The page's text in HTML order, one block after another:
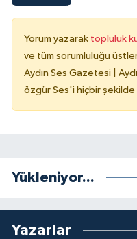
Yorum yazarak topluluk
ve tüm sorumluluğu
Aydın Ses Gazetesi |
özgür Ses'i hiçbir
Yükleniyor...
Yazarlar